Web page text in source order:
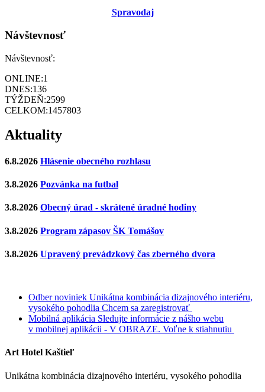
Spravodaj
Návštevnosť
Návštevnosť:
ONLINE:1
DNES:136
TÝŽDEŇ:2599
CELKOM:1457803
Aktuality
6.8.2026 Hlásenie obecného rozhlasu
3.8.2026 Pozvánka na futbal
3.8.2026 Obecný úrad - skrátené úradné hodiny
3.8.2026 Program zápasov ŠK Tomášov
3.8.2026 Upravený prevádzkový čas zberného dvora
Odber noviniek Unikátna kombinácia dizajnového interiéru,
vysokého pohodlia Chcem sa zaregistrovať
Mobilná aplikácia Sledujte informácie z nášho webu
v mobilnej aplikácii - V OBRAZE. Voľne k stiahnutiu
Art Hotel Kaštieľ
Unikátna kombinácia dizajnového interiéru, vysokého pohodlia